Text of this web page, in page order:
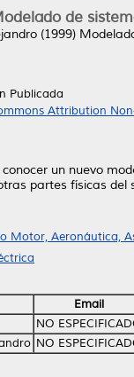
de
(1999)
Publicada
Attribution
un nuevo
partes físicas del
Motor, Aeronáutica,
Email
NO
NO